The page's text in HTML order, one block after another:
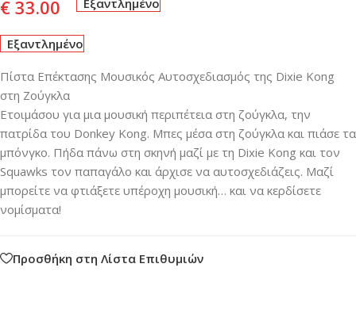
€ 33.00 Εξαντλημένο
Εξαντλημένο
Πίστα Επέκτασης Μουσικός Αυτοσχεδιασμός της Dixie Kong
στη Ζούγκλα
Ετοιμάσου για μια μουσική περιπέτεια στη ζούγκλα, την
πατρίδα του Donkey Kong. Μπες μέσα στη ζούγκλα και πιάσε τα
μπόνγκο. Πήδα πάνω στη σκηνή μαζί με τη Dixie Kong και τον
Squawks τον παπαγάλο και άρχισε να αυτοσχεδιάζεις. Μαζί
μπορείτε να φτιάξετε υπέροχη μουσική… και να κερδίσετε
νομίσματα!
Προσθήκη στη Λίστα Επιθυμιών